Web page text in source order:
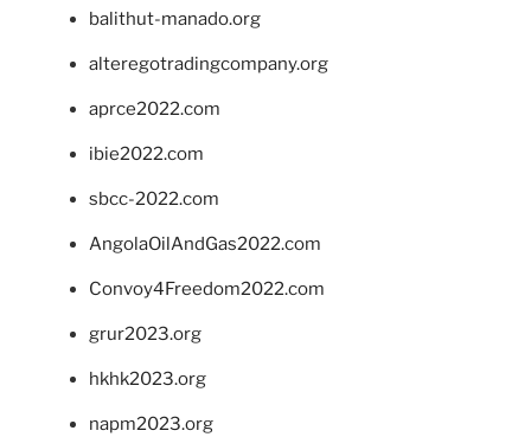
balithut-manado.org
alteregotradingcompany.org
aprce2022.com
ibie2022.com
sbcc-2022.com
AngolaOilAndGas2022.com
Convoy4Freedom2022.com
grur2023.org
hkhk2023.org
napm2023.org